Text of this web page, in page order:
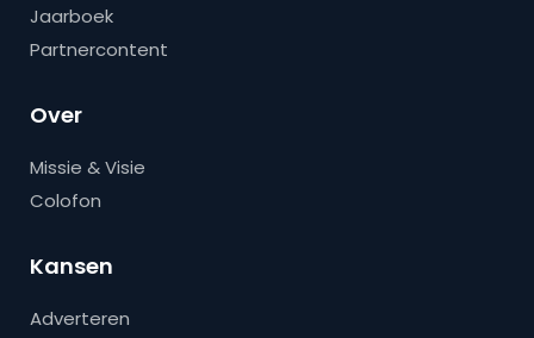
Jaarboek
Partnercontent
Over
Missie & Visie
Colofon
Kansen
Adverteren